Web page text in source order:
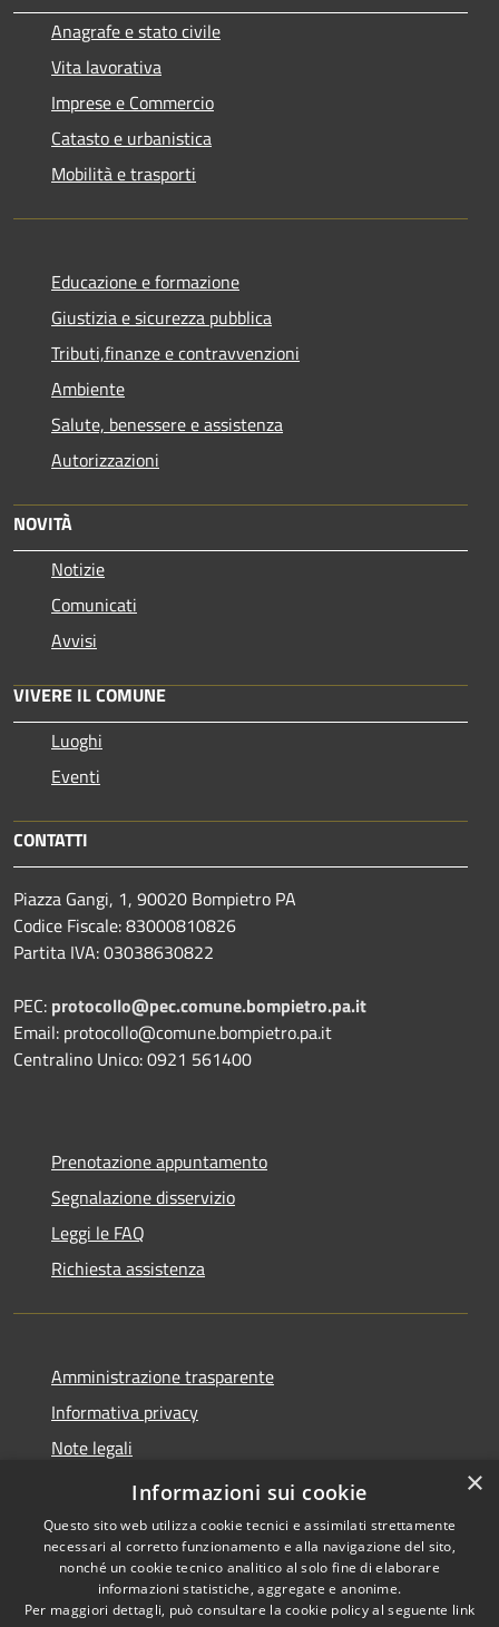
Anagrafe e stato civile
Vita lavorativa
Imprese e Commercio
Catasto e urbanistica
Mobilità e trasporti
Educazione e formazione
Giustizia e sicurezza pubblica
Tributi,finanze e contravvenzioni
Ambiente
Salute, benessere e assistenza
Autorizzazioni
NOVITÀ
Notizie
Comunicati
Avvisi
VIVERE IL COMUNE
Luoghi
Eventi
CONTATTI
Piazza Gangi, 1, 90020 Bompietro PA
Codice Fiscale: 83000810826
Partita IVA: 03038630822
PEC: protocollo@pec.comune.bompietro.pa.it
Email: protocollo@comune.bompietro.pa.it
Centralino Unico: 0921 561400
Prenotazione appuntamento
Segnalazione disservizio
Leggi le FAQ
Richiesta assistenza
Amministrazione trasparente
Informativa privacy
Note legali
Dichiarazione di accessibilità
Copyright © 2026 • Comune di
Bompietro • Powered by
×
Informazioni sui cookie
Questo sito web utilizza cookie tecnici e assimilati strettamente
necessari al corretto funzionamento e alla navigazione del sito,
nonché un cookie tecnico analitico al solo fine di elaborare
informazioni statistiche, aggregate e anonime.
Per maggiori dettagli, può consultare la cookie policy al seguente link